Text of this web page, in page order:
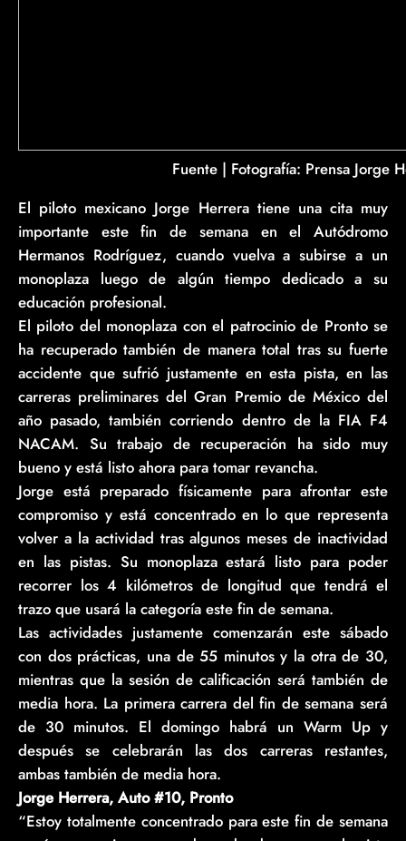
Fuente | Fotografía: Prensa Jorge
El piloto mexicano Jorge Herrera tiene una cita muy
importante este fin de semana en el Autódromo
Hermanos Rodríguez, cuando vuelva a subirse a un
monoplaza luego de algún tiempo dedicado a su
educación profesional.
El piloto del monoplaza con el patrocinio de Pronto se
ha recuperado también de manera total tras su fuerte
accidente que sufrió justamente en esta pista, en las
carreras preliminares del Gran Premio de México del
año pasado, también corriendo dentro de la FIA F4
NACAM. Su trabajo de recuperación ha sido muy
bueno y está listo ahora para tomar revancha.
Jorge está preparado físicamente para afrontar este
compromiso y está concentrado en lo que representa
volver a la actividad tras algunos meses de inactividad
en las pistas. Su monoplaza estará listo para poder
recorrer los 4 kilómetros de longitud que tendrá el
trazo que usará la categoría este fin de semana.
Las actividades justamente comenzarán este sábado
con dos prácticas, una de 55 minutos y la otra de 30,
mientras que la sesión de calificación será también de
media hora. La primera carrera del fin de semana será
de 30 minutos. El domingo habrá un Warm Up y
después se celebrarán las dos carreras restantes,
ambas también de media hora.
Jorge Herrera, Auto #10, Pronto
“Estoy totalmente concentrado para este fin de semana